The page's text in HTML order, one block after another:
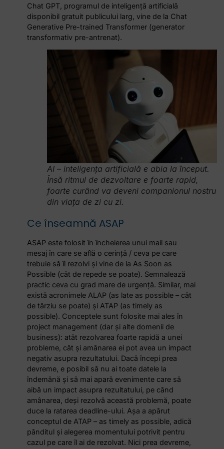
Chat GPT, programul de inteligență artificială
disponibil gratuit publicului larg, vine de la Chat
Generative Pre-trained Transformer (generator
transformativ pre-antrenat).
AI – inteligența artificială e abia la început.
Însă ritmul de dezvoltare e foarte rapid,
foarte curând va deveni companionul nostru
din viața de zi cu zi.
Ce înseamnă ASAP
ASAP este folosit în încheierea unui mail sau
mesaj în care se află o cerință / ceva pe care
trebuie să îl rezolvi și vine de la As Soon as
Possible (cât de repede se poate). Semnalează
practic ceva cu grad mare de urgență. Similar, mai
există acronimele ALAP (as late as possible – cât
de târziu se poate) și ATAP (as timely as
possible). Conceptele sunt folosite mai ales în
project management (dar și alte domenii de
business): atât rezolvarea foarte rapidă a unei
probleme, cât și amânarea ei pot avea un impact
negativ asupra rezultatului. Dacă începi prea
devreme, e posibil să nu ai toate datele la
îndemână și să mai apară evenimente care să
aibă un impact asupra rezultatului, pe când
amânarea, deși rezolvă această problemă, poate
duce la ratarea deadline-ului. Așa a apărut
conceptul de ATAP – as timely as possible, adică
pânditul și alegerea momentului potrivit pentru
cazul pe care îl ai de rezolvat. Nici prea devreme,